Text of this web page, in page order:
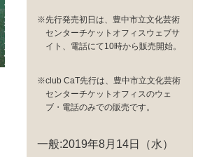
※先行発売初日は、豊中市立文化芸術
センターチケットオフィスウェブサ
イト、電話にて10時から販売開始。
※club CaT先行は、豊中市立文化芸術
センターチケットオフィスのウェ
ブ・電話のみでの販売です。
一般:2019年8月14日（水）